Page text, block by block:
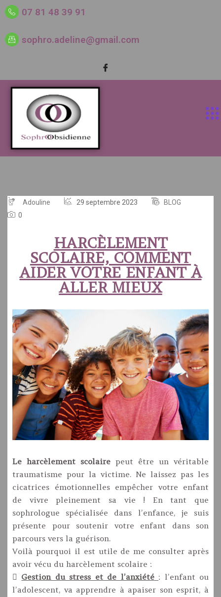
07 81 48 39 91
sophro.adeline@gmail.com
Adouline 29 septembre 2023
BLOG
0
HARCÈLEMENT
SCOLAIRE, COMMENT
AIDER VOTRE ENFANT À
ALLER MIEUX
Le harcèlement scolaire peut être un véritable
traumatisme pour la victime. Ne laissez pas les
cicatrices émotionnelles empêcher votre enfant
de vivre pleinement sa vie ! En tant que
sophrologue spécialisée dans l’enfance, je suis
présente pour soutenir votre enfant dans son
parcours vers la guérison.
Voilà pourquoi il est utile de me consulter après
avoir vécu du harcèlement scolaire :
 Gestion du stress et de l’anxiété : l’enfant ou
l’adolescent, va apprendre à apaiser son esprit, à